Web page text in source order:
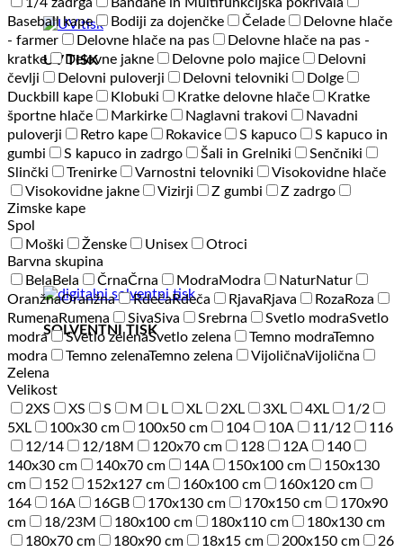
UV TISK
SOLVENTNI TISK
Baseball kape
Bodiji za dojenčke Čelade
Delovne hlače
- farmer
Delovne hlače na pas
Delovne hlače na pas -
kratke
Delovne jakne Delovne polo majice
Delovni
čevlji
Delovni puloverji Delovni telovniki
Dolge
Duckbill kape
Klobuki Kratke delovne hlače
Kratke
športne hlače
Markirke Naglavni trakovi
Navadni
puloverji
Retro kape Rokavice S kapuco
S kapuco in
gumbi
S kapuco in zadrgo Šali in Grelniki
Senčniki
Slinčki
Trenirke Varnostni telovniki
Visokovidne hlače
Visokovidne jakne
Vizirji Z gumbi
Z zadrgo
Zimske kape
Spol
Moški
Ženske Unisex
Otroci
Barvna skupina
Bela Bela ČrnaČrna ModraModra NaturNatur
OranžnaOranžna RdečaRdeča Rjava Rjava Roza Roza
Rumena Rumena SivaSiva Srebrna Svetlo modraSvetlo
modra
Svetlo zelenaSvetlo zelena Temno modraTemno
modra
Temno zelenaTemno zelena VijoličnaVijolična
Zelena
Velikost
2XS
XS S M L XL 2XL 3XL 4XL
1/2
5XL
100x30 cm 100x50 cm 104 10A 11/12
116
12/14
12/18M 120x70 cm 128 12A
140
140x30 cm
140x70 cm 14A 150x100 cm
150x130
cm
152 152x127 cm 160x100 cm
160x120 cm
164
16A 16GB 170x130 cm 170x150 cm
170x90
cm
18/23M 180x100 cm 180x110 cm
180x130 cm
180x70 cm
180x90 cm 18x15 cm 200x150 cm
26